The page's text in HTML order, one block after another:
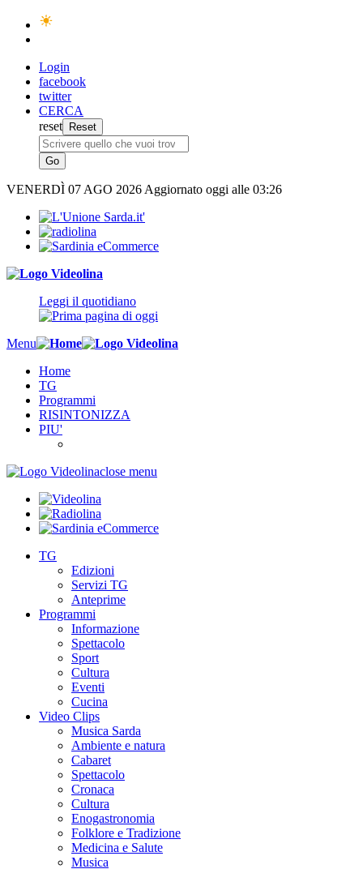
Login
facebook
twitter
CERCA
reset
VENERDÌ 07 AGO 2026 Aggiornato oggi alle 03:26
Leggi il quotidiano
Menu
Home
TG
Programmi
RISINTONIZZA
PIU'
close menu
TG
Edizioni
Servizi TG
Anteprime
Programmi
Informazione
Spettacolo
Sport
Cultura
Eventi
Cucina
Video Clips
Musica Sarda
Ambiente e natura
Cabaret
Spettacolo
Cronaca
Cultura
Enogastronomia
Folklore e Tradizione
Medicina e Salute
Musica